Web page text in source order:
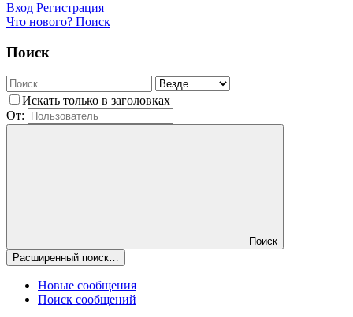
Вход Регистрация
Что нового? Поиск
Поиск
Искать только в заголовках
От:
Поиск
Расширенный поиск…
Новые сообщения
Поиск сообщений